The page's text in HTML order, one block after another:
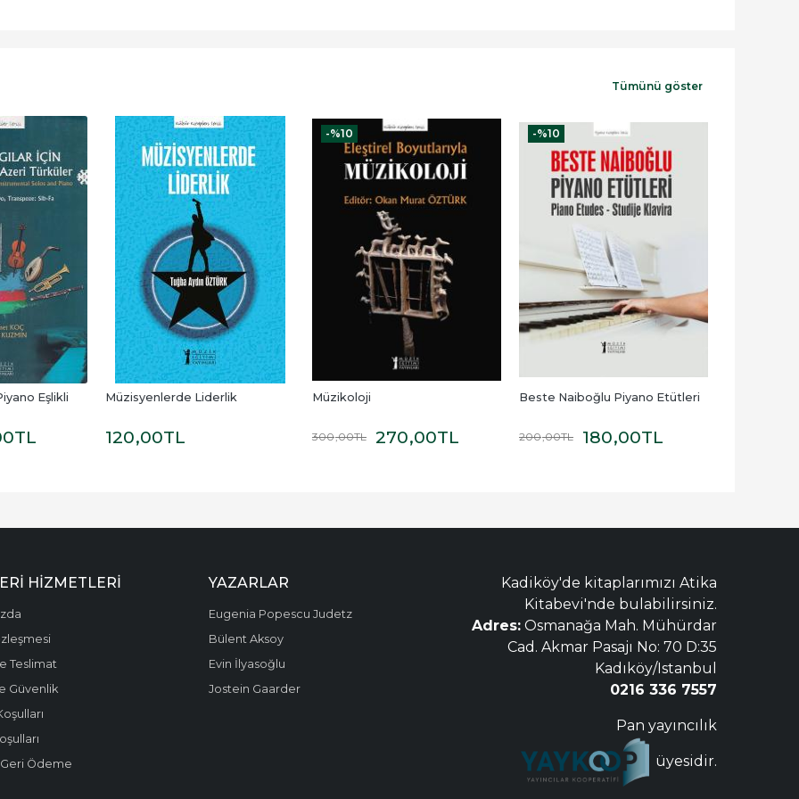
Eşlikli
TL
Müzisyenlerde Liderlik
120,00TL
-%10
Müzikoloji
300,00TL 270,00TL
-%10
Beste Naiboğlu Piyano Etütleri
200,00TL 180,00TL
Tümünü göster
HIZMETLERI
Teslimat
Güvenlik
Ödeme
YAZARLAR
Eugenia Popescu Judetz
Bülent Aksoy
Evin İlyasoğlu
Jostein Gaarder
Kadiköy'de kitaplarımızı Atika
Kitabevi'nde bulabilirsiniz.
Adres: Osmanağa Mah. Mühürdar
Cad. Akmar Pasajı No: 70 D:35
Kadıköy/Istanbul
0216 336 7557
Pan yayıncılık
üyesidir.